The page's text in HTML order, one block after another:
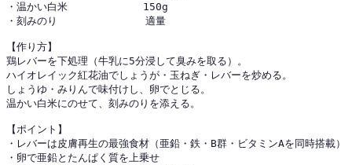
・温かい白米            150g
・刻みのり              適量
【作り方】
鶏レバーを下処理（牛乳に5分浸して臭みを取る）。
ハイオレイック紅花油でしょうが・玉ねぎ・レバーを炒める。
しょうゆ・みりんで味付けし、卵でとじる。
温かい白米にのせて、刻みのりを添える。
【ポイント】
・レバーは皮膚再生の最強食材（亜鉛・鉄・B群・ビタミンAを同時搭載）
・卵で亜鉛とたんぱく質を上乗せ